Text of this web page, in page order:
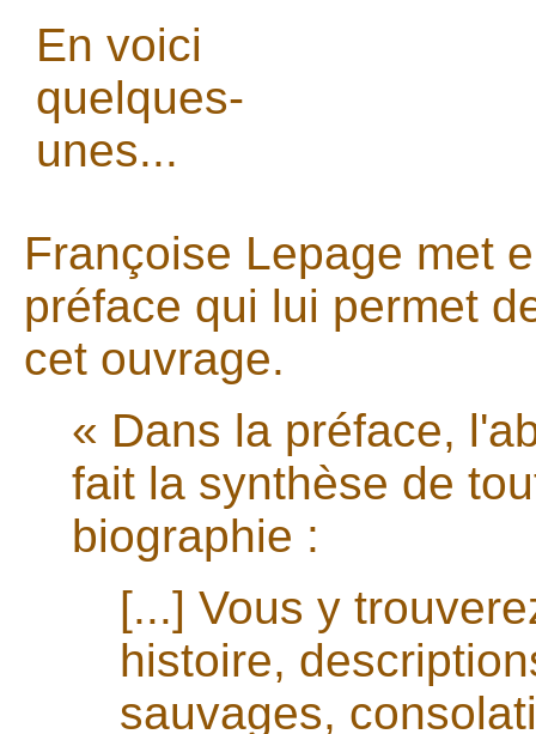
En voici
quelques-
unes...
Françoise Lepage met
préface qui lui permet
cet ouvrage.
« Dans la préface,
fait la synthèse de
biographie :
[...] Vous y
histoire,
sauvages,